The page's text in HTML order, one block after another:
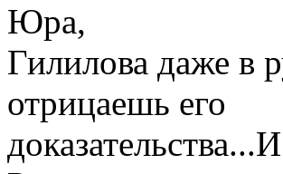
Юра,
Гилилова даже в
отрицаешь его